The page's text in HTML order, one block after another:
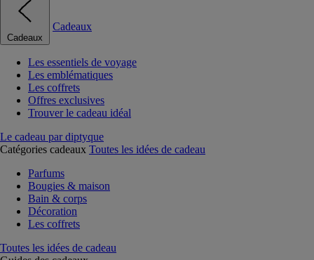
Cadeaux
Cadeaux
Les essentiels de voyage
Les emblématiques
Les coffrets
Offres exclusives
Trouver le cadeau idéal
Le cadeau par diptyque
Catégories cadeaux Toutes les idées de cadeau
Parfums
Bougies & maison
Bain & corps
Décoration
Les coffrets
Toutes les idées de cadeau